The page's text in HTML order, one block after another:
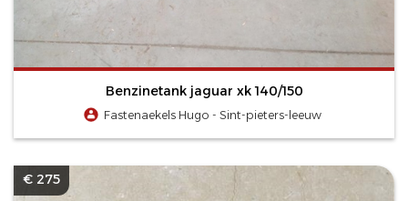
Benzinetank jaguar xk 140/150
Fastenaekels Hugo - Sint-pieters-leeuw
€ 275